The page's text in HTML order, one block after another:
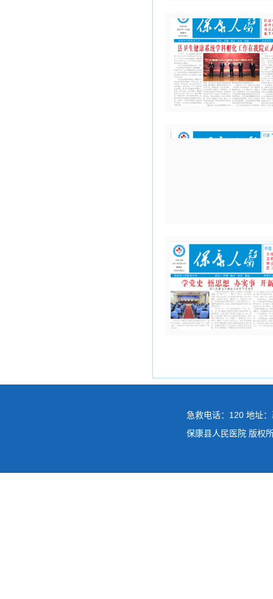
急救电话：120 地址
保康县人民医院 版权